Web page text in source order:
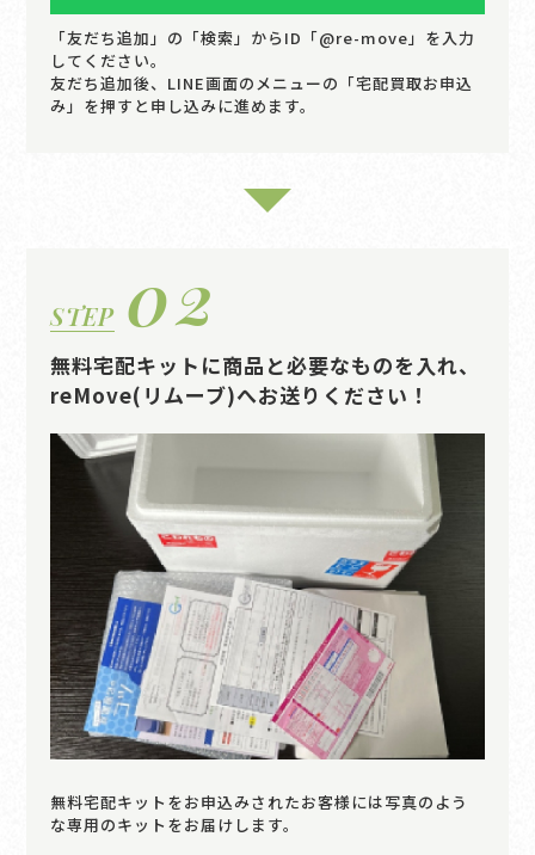
「友だち追加」の「検索」からID「@re-move」を入力
してください。
友だち追加後、LINE画面のメニューの「宅配買取お申込
み」を押すと申し込みに進めます。
STEP 02
無料宅配キットに商品と必要なものを入れ、
reMove(リムーブ)へお送りください！
無料宅配キットをお申込みされたお客様には写真のよう
な専用のキットをお届けします。